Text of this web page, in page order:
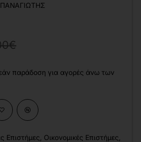
παράδοση για αγορές άνω των
Επιστήμες Οικονομικές Επιστήμες